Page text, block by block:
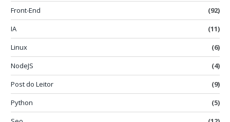
Front-End
(92)
IA
(11)
Linux
(6)
NodeJS
(4)
Post do Leitor
(9)
Python
(5)